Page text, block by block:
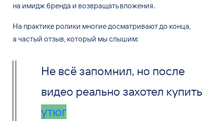
на имидж бренда и возвращать вложения.
На практике ролики многие досматривают до конца,
а частый отзыв, который мы слышим:
Не всё запомнил, но после
видео реально захотел купить
смартфон